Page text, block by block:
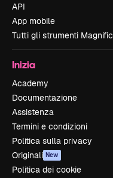
API
App mobile
Tutti gli strumenti Magnific
Inizia
Academy
Documentazione
Assistenza
Termini e condizioni
Politica sulla privacy
Originali New
Politica dei cookie